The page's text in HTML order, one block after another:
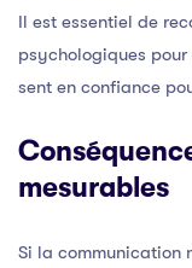
Il est essentiel de
psychologiques pour
sent en confiance
mesurables
Si la communication